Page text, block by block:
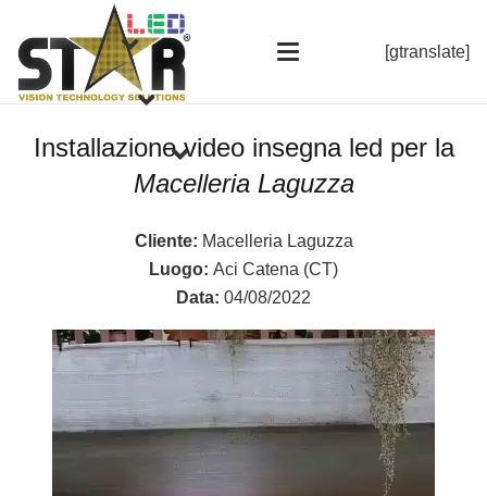
[gtranslate]
Installazione video insegna led per la
Macelleria Laguzza
Cliente: Macelleria Laguzza
Luogo: Aci Catena (CT)
Data: 04/08/2022
Video
Player